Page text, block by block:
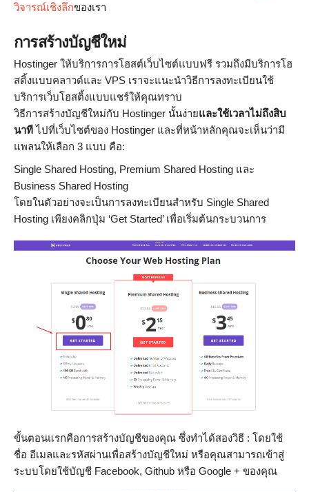
วิจารณ์เชิงลึกของเรา
การสร้างบัญชีใหม่
Hostinger ให้บริการการโฮสต์เว็บไซต์แบบฟรี รวมถึงมีบริการโฮ
สติ้งแบบคลาวด์และ VPS เราจะแนะนำวิธีการลงทะเบียนใช้
บริการเว็บโฮสติ้งแบบแชร์ให้คุณทราบ
วิธีการสร้างบัญชีใหม่กับ Hostinger นั้นง่ายและใช้เวลาไม่ถึงสิบ
นาทีไปที่เว็บไซต์ของ Hostinger และที่หน้าหลักคุณจะเห็นว่ามี
แพลนให้เลือก 3 แบบ คือ:
Single Shared Hosting, Premium Shared Hosting และ
Business Shared Hosting
โดยในตัวอย่างจะเป็นการลงทะเบียนสำหรับ Single Shared
Hosting เพียงคลิกปุ่ม ‘Get Started’ เพื่อเริ่มต้นกระบวนการ
ขั้นตอนแรกคือการสร้างบัญชีของคุณ ซึ่งทำได้สองวิธี : โดยใช้
ชื่อ อีเมลและรหัสผ่านเพื่อสร้างบัญชีใหม่ หรือคุณสามารถเข้าสู่
ระบบโดยใช้บัญชี Facebook, Github หรือ Google + ของคุณ